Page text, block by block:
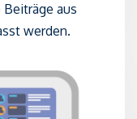
aus
werden.